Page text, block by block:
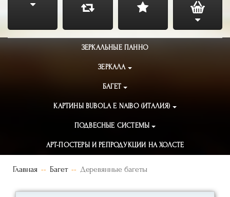
ЗЕРКАЛЬНЫЕ ПАННО
ЗЕРКАЛА
БАГЕТ
КАРТИНЫ BUBOLA E NAIBO (ИТАЛИЯ)
ПОДВЕСНЫЕ СИСТЕМЫ
АРТ-ПОСТЕРЫ И РЕПРОДУКЦИИ НА ХОЛСТЕ
Главная Багет Деревянные багеты